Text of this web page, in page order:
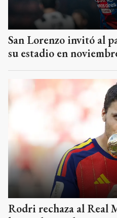
San Lorenzo invitó al
su estadio en
Rodri rechaza al Real